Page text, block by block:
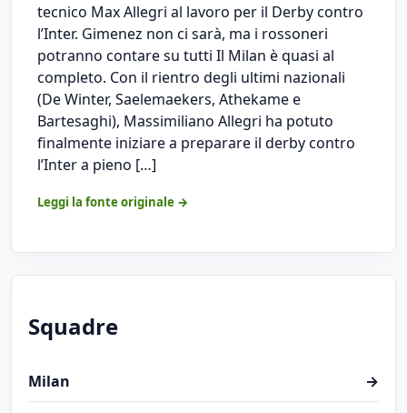
tecnico Max Allegri al lavoro per il Derby contro
l’Inter. Gimenez non ci sarà, ma i rossoneri
potranno contare su tutti Il Milan è quasi al
completo. Con il rientro degli ultimi nazionali
(De Winter, Saelemaekers, Athekame e
Bartesaghi), Massimiliano Allegri ha potuto
finalmente iniziare a preparare il derby contro
l’Inter a pieno […]
Leggi la fonte originale →
Squadre
Milan →